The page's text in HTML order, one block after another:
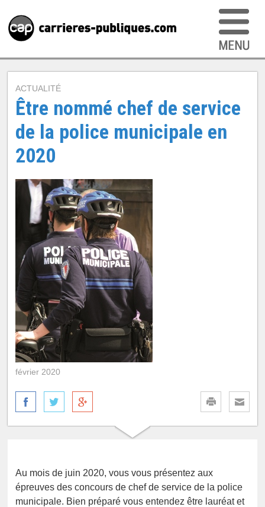
ACTUALITÉ
Être nommé chef de service
de la police municipale en
2020
février 2020
Au mois de juin 2020, vous vous présentez aux
épreuves des concours de chef de service de la police
municipale. Bien préparé vous entendez être lauréat et